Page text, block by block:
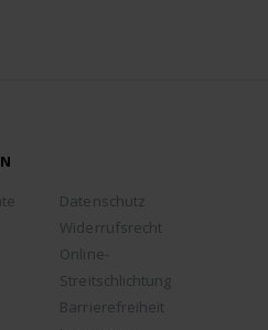
Datenschutz
Widerrufsrecht
Online-
Streitschlichtung
Barrierefreiheit